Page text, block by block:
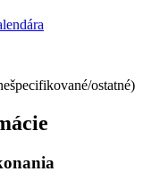
ostatné)